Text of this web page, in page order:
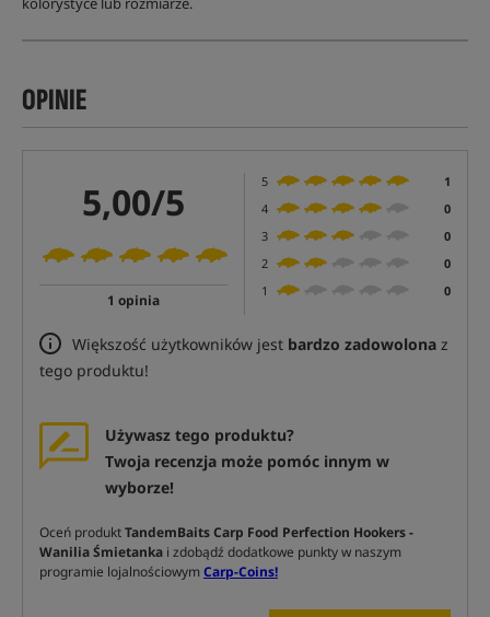
OPINIE
5,00/5
1 opinia
5
1
4
0
3
0
2
0
1
0
Większość użytkowników jest bardzo zadowolona z
tego produktu!
Używasz tego produktu?
Twoja recenzja może pomóc innym w
wyborze!
Oceń produktTandemBaits Carp Food Perfection Hookers -
Wanilia Śmietanka i zdobądź dodatkowe punkty w naszym
programie lojalnościowymCarp-Coins!